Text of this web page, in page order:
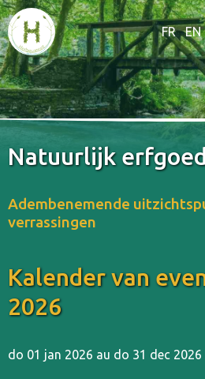
FR EN
Natuurlijk
Adembenemende
verrassingen
Kalender van
2026
do 01 jan 2026 au do 31 dec 2026